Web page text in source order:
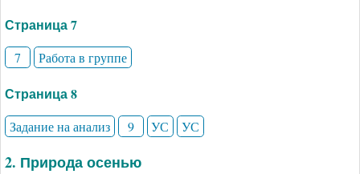
Страница 7
7 Работа в группе
Страница 8
Задание на анализ 9 УС УС
2. Природа осенью